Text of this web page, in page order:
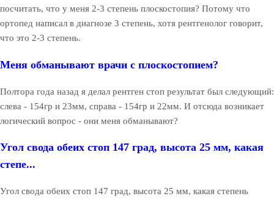
посчитать, что у меня 2-3 степень плоскостопия? Потому что
ортопед написал в диагнозе 3 степень, хотя рентгенолог говорит,
что это 2-3 степень.
Меня обманывают врачи с плоскостопием?
Полтора года назад я делал рентген стоп результат был следующий:
слева - 154гр и 23мм, справа - 154гр и 22мм. И отсюда возникает
логический вопрос - они меня обманывают?
Угол свода обеих стоп 147 град, высота 25 мм, какая
степе...
Угол свода обеих стоп 147 град, высота 25 мм, какая степень